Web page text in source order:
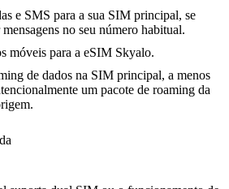
e SMS para a sua SIM principal, se
no seu número habitual.
móveis para a eSIM Skyalo.
de dados na SIM principal, a menos
um pacote de roaming da